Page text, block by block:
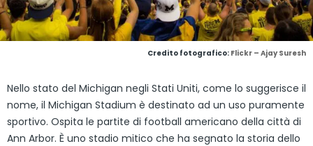
Credito fotografico: Flickr – Ajay Suresh
Nello stato del Michigan negli Stati Uniti, come lo suggerisce il
nome, il Michigan Stadium è destinato ad un uso puramente
sportivo. Ospita le partite di football americano della città di
Ann Arbor. È uno stadio mitico che ha segnato la storia dello